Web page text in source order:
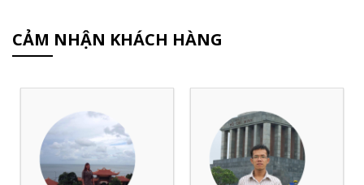
CẢM NHẬN KHÁCH HÀNG